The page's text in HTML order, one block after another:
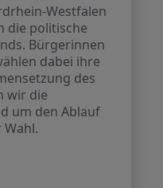
Westfalen
die politische
Bürgerinnen
dabei ihre
des
wir die
um den Ablauf